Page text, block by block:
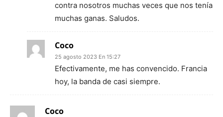
contra nosotros muchas veces que nos tenía
muchas ganas. Saludos.
Coco
25 agosto 2023 En 15:27
Efectivamente, me has convencido. Francia
hoy, la banda de casi siempre.
Coco